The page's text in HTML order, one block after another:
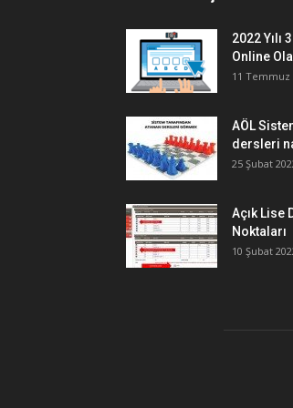
2022 Yılı
Online
11 Temmuz
AÖL
dersleri
25 Şubat
Açık Lise
Noktaları
10 Şubat